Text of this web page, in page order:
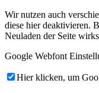
Wir nutzen auch
diese hier deaktivieren.
Neuladen der Seite
Google Webfont
Hier klicken, um